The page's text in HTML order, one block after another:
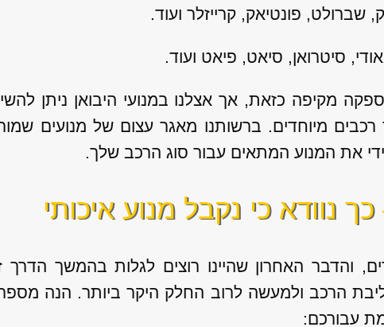
שברולט, פונטיאק, קרייזלר ועוד.
סיטרואן, סיאט, פיאט ועוד.
מקיפה כזאת, אך אצלנו במנועי היבואן ניתן
רכבים מיוחדים. ברשותנו מאגר עצום של מנועים
את המנוע המתאים עבור סוג הרכב שלך.
נוודא כי נקבל מנוע איכותי
והדבר האחרון שהיינו רוצים לגלות בהמשך הדרך
הרכב ולמעשה לרוב החלק היקר ביותר. הנה מספר
עבורכם: